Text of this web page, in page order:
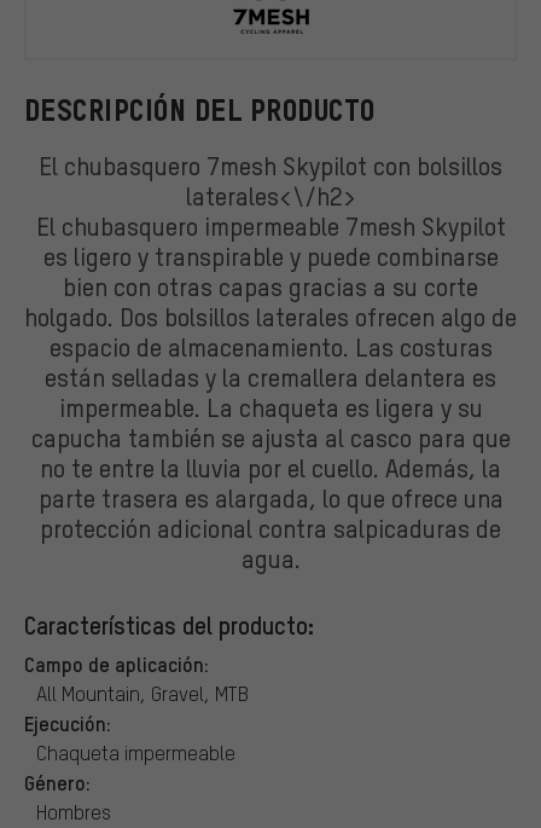
DESCRIPCIÓN DEL PRODUCTO
El chubasquero 7mesh Skypilot con bolsillos
laterales<\/h2>
El chubasquero impermeable 7mesh Skypilot
es ligero y transpirable y puede combinarse
bien con otras capas gracias a su corte
holgado. Dos bolsillos laterales ofrecen algo de
espacio de almacenamiento. Las costuras
están selladas y la cremallera delantera es
impermeable. La chaqueta es ligera y su
capucha también se ajusta al casco para que
no te entre la lluvia por el cuello. Además, la
parte trasera es alargada, lo que ofrece una
protección adicional contra salpicaduras de
agua.
Características del producto:
Campo de aplicación:
All Mountain, Gravel, MTB
Ejecución:
Chaqueta impermeable
Género:
Hombres